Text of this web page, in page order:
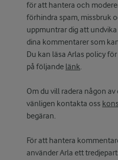
för att hantera och
förhindra spam, missbruk
uppmuntrar dig att
dina kommentarer som
Du kan läsa Arlas policy
på följande länk.
Om du vill radera någon
vänligen kontakta oss
begäran.
För att hantera
använder Arla ett